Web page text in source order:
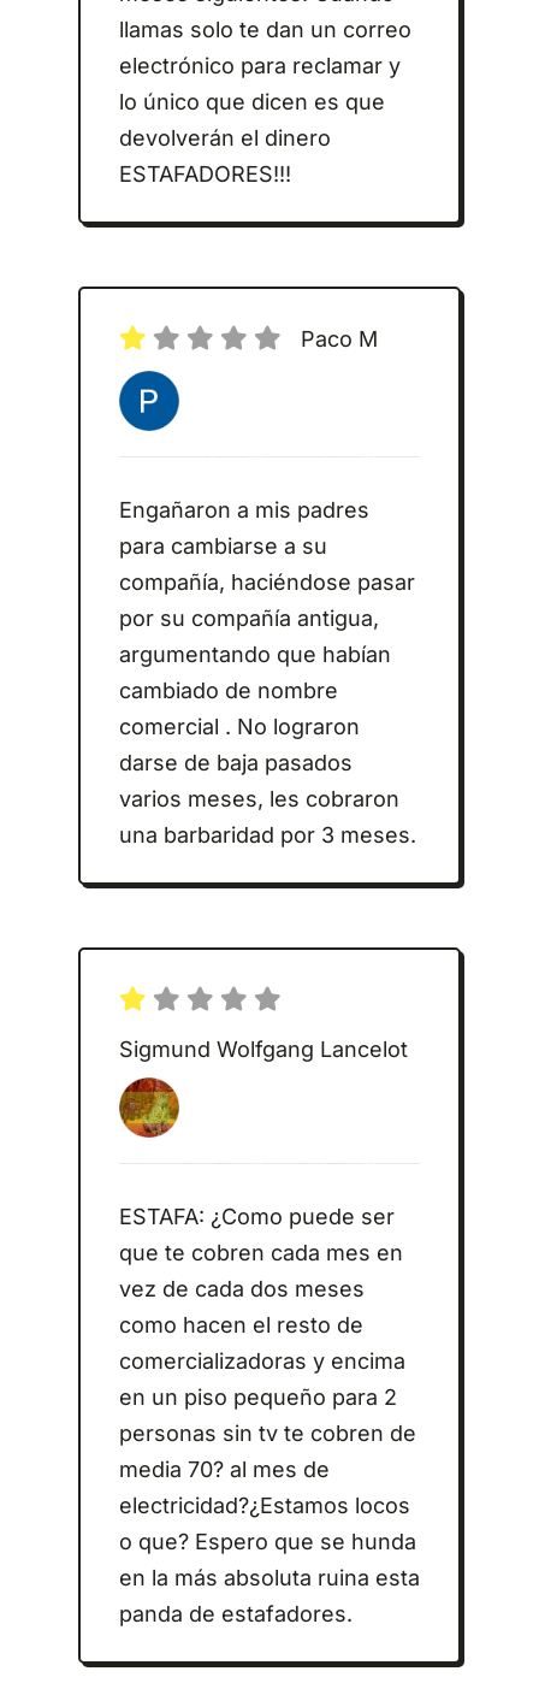
llamas solo te dan un correo
electrónico para reclamar y
lo único que dicen es que
devolverán el dinero
ESTAFADORES!!!
Paco M
Engañaron a mis padres
para cambiarse a su
compañía, haciéndose pasar
por su compañía antigua,
argumentando que habían
cambiado de nombre
comercial . No lograron
darse de baja pasados
varios meses, les cobraron
una barbaridad por 3 meses.
Sigmund Wolfgang Lancelot
ESTAFA: ¿Como puede ser
que te cobren cada mes en
vez de cada dos meses
como hacen el resto de
comercializadoras y encima
en un piso pequeño para 2
personas sin tv te cobren de
media 70? al mes de
electricidad?¿Estamos locos
o que? Espero que se hunda
en la más absoluta ruina esta
panda de estafadores.